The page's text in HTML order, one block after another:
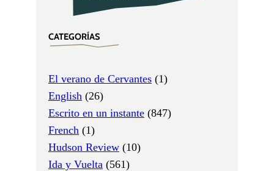
CATEGORÍAS
El verano de Cervantes (1)
English (26)
Escrito en un instante (847)
French (1)
Hudson Review (10)
Ida y Vuelta (561)